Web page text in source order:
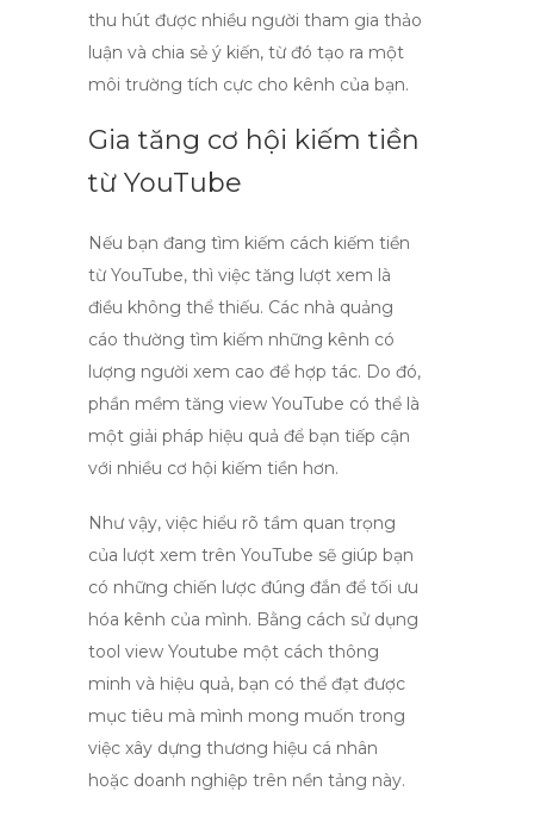
thu hút được nhiều người tham gia thảo
luận và chia sẻ ý kiến, từ đó tạo ra một
môi trường tích cực cho kênh của bạn.
Gia tăng cơ hội kiếm tiền
từ YouTube
Nếu bạn đang tìm kiếm cách kiếm tiền
từ YouTube, thì việc tăng lượt xem là
điều không thể thiếu. Các nhà quảng
cáo thường tìm kiếm những kênh có
lượng người xem cao để hợp tác. Do đó,
phần mềm tăng view YouTube có thể là
một giải pháp hiệu quả để bạn tiếp cận
với nhiều cơ hội kiếm tiền hơn.
Như vậy, việc hiểu rõ tầm quan trọng
của lượt xem trên YouTube sẽ giúp bạn
có những chiến lược đúng đắn để tối ưu
hóa kênh của mình. Bằng cách sử dụng
tool view Youtube một cách thông
minh và hiệu quả, bạn có thể đạt được
mục tiêu mà mình mong muốn trong
việc xây dựng thương hiệu cá nhân
hoặc doanh nghiệp trên nền tảng này.